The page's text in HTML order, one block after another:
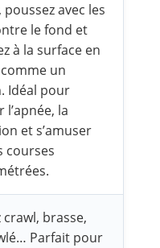
poussez avec les
le fond et
à la surface en
un
Idéal pour
la
et s’amuser
courses
brasse,
Parfait pour